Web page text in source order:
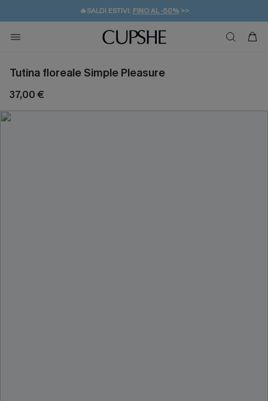
🔥SALDI ESTIVI: FINO AL -50%>>
🚚SPEDIZIONE GRATUITA DA 49€
💌REGALO PER I NUOVI: 20% DI SCONTO*
Tutina floreale Simple Pleasure
37,00 €